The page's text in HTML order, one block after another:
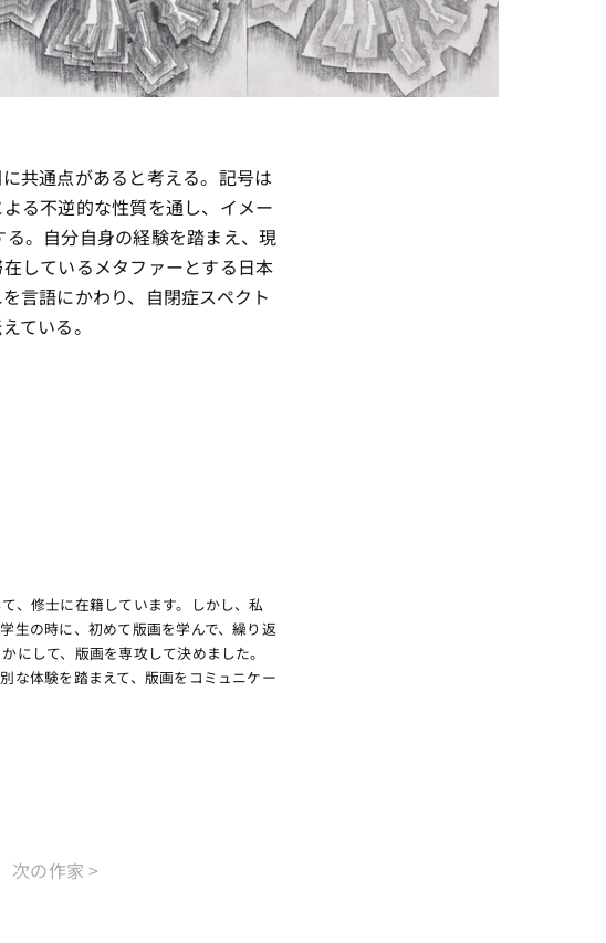
共通点があると考える。記号は
る不逆的な性質を通し、イメー
。自分自身の経験を踏まえ、現
しているメタファーとする日本
言語にかわり、自閉症スペクト
ている。
、修士に在籍しています。しかし、私
生の時に、初めて版画を学んで、繰り返
にして、版画を専攻して決めました。
な体験を踏まえて、版画をコミュニケー
次の作家 >